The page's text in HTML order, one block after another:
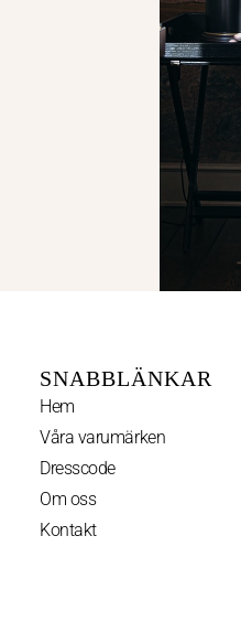
SNABBLÄNKAR
Hem
Våra varumärken
Dresscode
Om oss
Kontakt